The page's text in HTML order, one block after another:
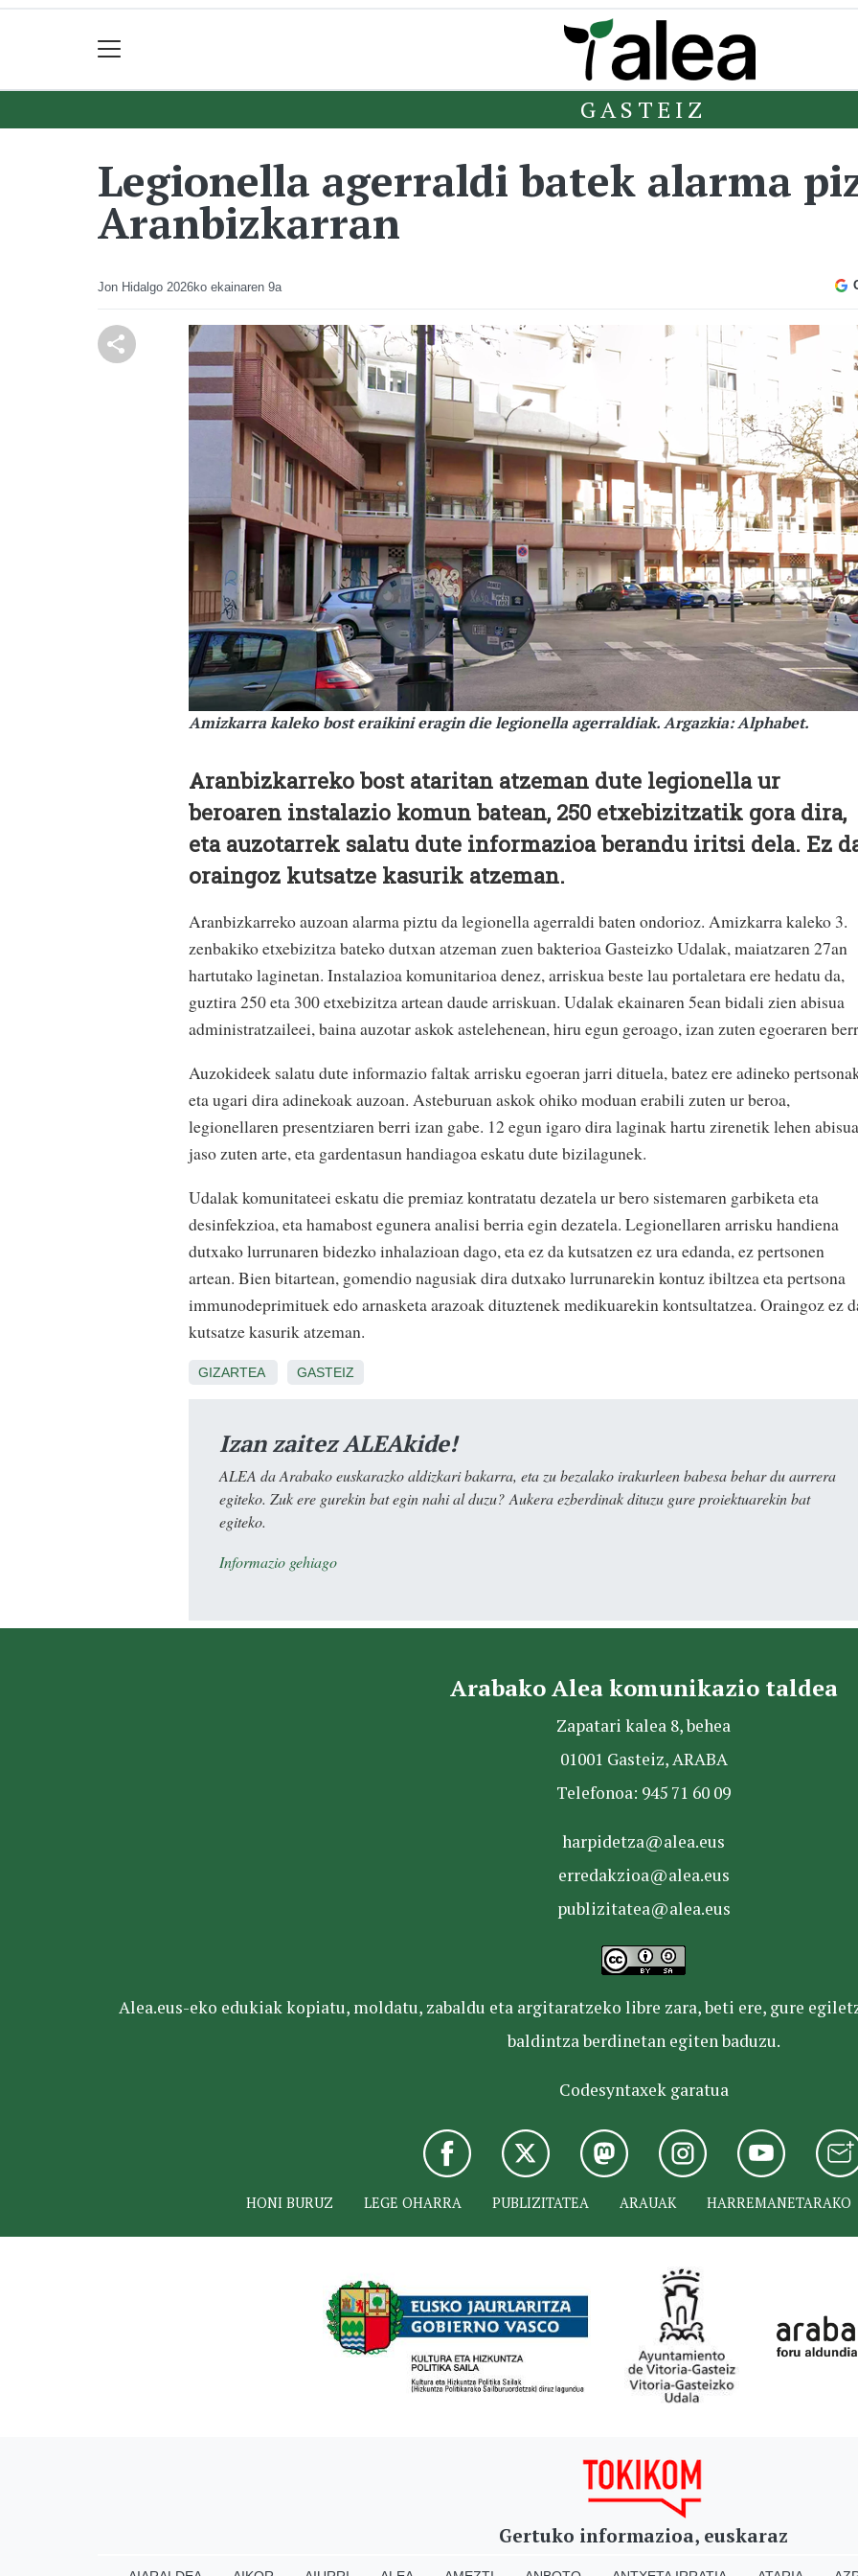
GASTEIZ
Legionella agerraldi batek alarma
Aranbizkarran
Jon Hidalgo 2026ko ekainaren 9a
Amizkarra kaleko bost eraikini eragin die legionella agerraldiak. Argazkia: Alphabet.
Aranbizkarreko bost ataritan atzeman dute legionella ur
beroaren instalazio komun batean, 250 etxebizitzatik gora dira,
eta auzotarrek salatu dute informazioa berandu iritsi dela. Ez
oraingoz kutsatze kasurik atzeman.
Aranbizkarreko auzoan alarma piztu da legionella agerraldi baten ondorioz. Amizkarra kaleko 3.
zenbakiko etxebizitza bateko dutxan atzeman zuen bakterioa Gasteizko Udalak, maiatzaren 27an
hartutako laginetan. Instalazioa komunitarioa denez, arriskua beste lau portaletara ere hedatu da,
guztira 250 eta 300 etxebizitza artean daude arriskuan. Udalak ekainaren 5ean bidali zien abisua
administratzaileei, baina auzotar askok astelehenean, hiru egun geroago, izan zuten egoeraren
Auzokideek salatu dute informazio faltak arrisku egoeran jarri dituela, batez ere adineko
eta ugari dira adinekoak auzoan. Asteburuan askok ohiko moduan erabili zuten ur beroa,
legionellaren presentziaren berri izan gabe. 12 egun igaro dira laginak hartu zirenetik lehen abisua
jaso zuten arte, eta gardentasun handiagoa eskatu dute bizilagunek.
Udalak komunitateei eskatu die premiaz kontratatu dezatela ur bero sistemaren garbiketa eta
desinfekzioa, eta hamabost egunera analisi berria egin dezatela. Legionellaren arrisku handiena
dutxako lurrunaren bidezko inhalazioan dago, eta ez da kutsatzen ez ura edanda, ez pertsonen
artean. Bien bitartean, gomendio nagusiak dira dutxako lurrunarekin kontuz ibiltzea eta pertsona
immunodeprimituek edo arnasketa arazoak dituztenek medikuarekin kontsultatzea. Oraingoz ez
kutsatze kasurik atzeman.
GIZARTEA GASTEIZ
Izan zaitez ALEAkide!
ALEA da Arabako euskarazko aldizkari bakarra, eta zu bezalako irakurleen babesa behar du aurrera
egiteko. Zuk ere gurekin bat egin nahi al duzu? Aukera ezberdinak dituzu gure proiektuarekin bat
egiteko.
Informazio gehiago
Arabako Alea komunikazio taldea
Zapatari kalea 8, behea
01001 Gasteiz, ARABA
Telefonoa: 945 71 60 09
harpidetza@alea.eus
erredakzioa@alea.eus
publizitatea@alea.eus
Alea.eus-eko edukiak kopiatu, moldatu, zabaldu eta argitaratzeko libre zara, beti ere, gure
baldintza berdinetan egiten baduzu.
Codesyntaxek garatua
HONI BURUZ LEGE OHARRA PUBLIZITATEA ARAUAK HARREMANETARAKO
Gertuko informazioa, euskaraz